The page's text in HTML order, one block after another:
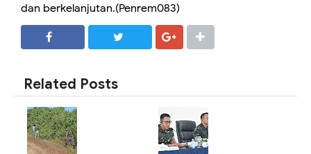
dan berkelanjutan.(Penrem083)
Related Posts